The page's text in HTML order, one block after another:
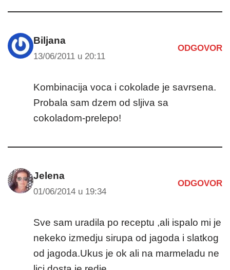
Biljana
13/06/2011 u 20:11
ODGOVOR
Kombinacija voca i cokolade je savrsena.
Probala sam dzem od sljiva sa
cokoladom-prelepo!
Jelena
01/06/2014 u 19:34
ODGOVOR
Sve sam uradila po receptu ,ali ispalo mi je
nekeko izmedju sirupa od jagoda i slatkog
od jagoda.Ukus je ok ali na marmeladu ne